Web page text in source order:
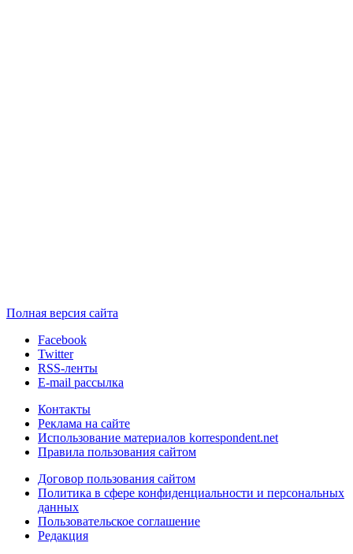
Полная версия сайта
Facebook
Twitter
RSS-ленты
E-mail рассылка
Контакты
Реклама на сайте
Использование материалов korrespondent.net
Правила пользования сайтом
Договор пользования сайтом
Политика в сфере конфиденциальности и персональных
данных
Пользовательское соглашение
Редакция